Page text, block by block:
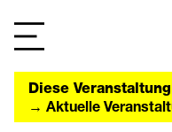
Diese
→ Aktuelle